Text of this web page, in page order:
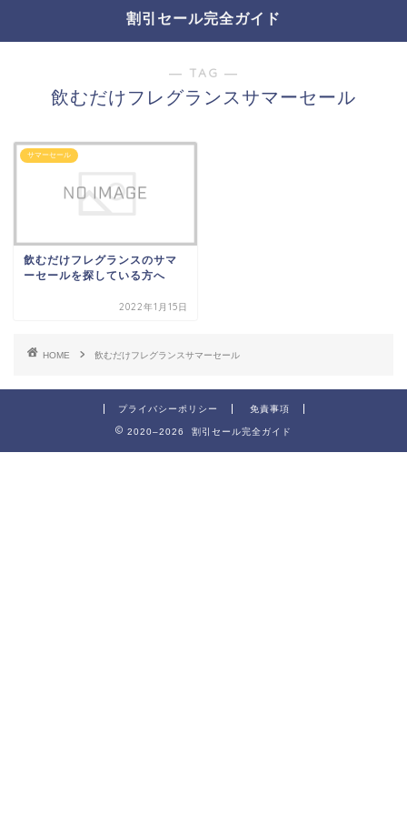
割引セール完全ガイド
― TAG ―
飲むだけフレグランスサマーセール
サマーセール
飲むだけフレグランスのサマ
ーセールを探している方へ
2022年1月15日
HOME 飲むだけフレグランスサマーセール
プライバシーポリシー 免責事項
2020–2026 割引セール完全ガイド